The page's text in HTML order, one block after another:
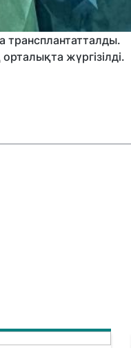
трансплантатталды.
жүргізілді.